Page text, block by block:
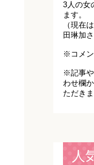
3人の女
ます。
（現在
田琳加
※コメン
※記事や
わせ欄
ただきま
人